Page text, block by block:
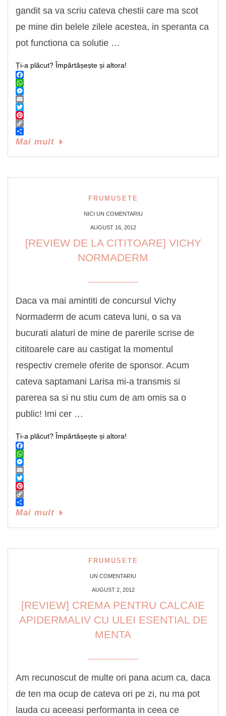
gandit sa va scriu cateva chestii care ma scot
pe mine din belele zilele acestea, in speranta ca
pot functiona ca solutie …
Ți-a plăcut? Împărtășește și altora!
Facebook
WhatsApp
Messenger
Email
Twitter
Pinterest
Copy
Link
Share
Mai mult
FRUMUSETE
NICI UN COMENTARIU
AUGUST 16, 2012
[REVIEW DE LA CITITOARE] VICHY
NORMADERM
Daca va mai amintiti de concursul Vichy
Normaderm de acum cateva luni, o sa va
bucurati alaturi de mine de parerile scrise de
cititoarele care au castigat la momentul
respectiv cremele oferite de sponsor. Acum
cateva saptamani Larisa mi-a transmis si
parerea sa si nu stiu cum de am omis sa o
public! Imi cer …
Ți-a plăcut? Împărtășește și altora!
Facebook
WhatsApp
Messenger
Email
Twitter
Pinterest
Copy
Link
Share
Mai mult
FRUMUSETE
UN COMENTARIU
AUGUST 2, 2012
[REVIEW] CREMA PENTRU CALCAIE
APIDERMALIV CU ULEI ESENTIAL DE
MENTA
Am recunoscut de multe ori pana acum ca, daca
de ten ma ocup de cateva ori pe zi, nu ma pot
lauda cu aceeasi performanta in ceea ce